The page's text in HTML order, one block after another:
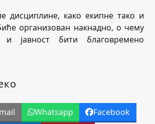
дисциплине, како екипне тако и
организован накнадно, о чему
јавност бити благовремено
Whatsapp
Facebook